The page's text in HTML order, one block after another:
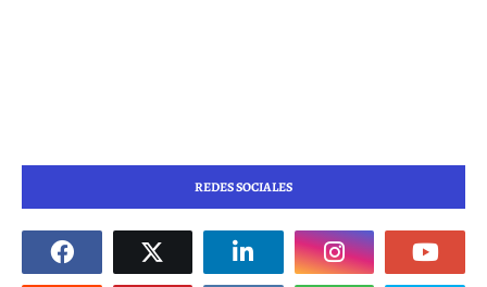
REDES SOCIALES